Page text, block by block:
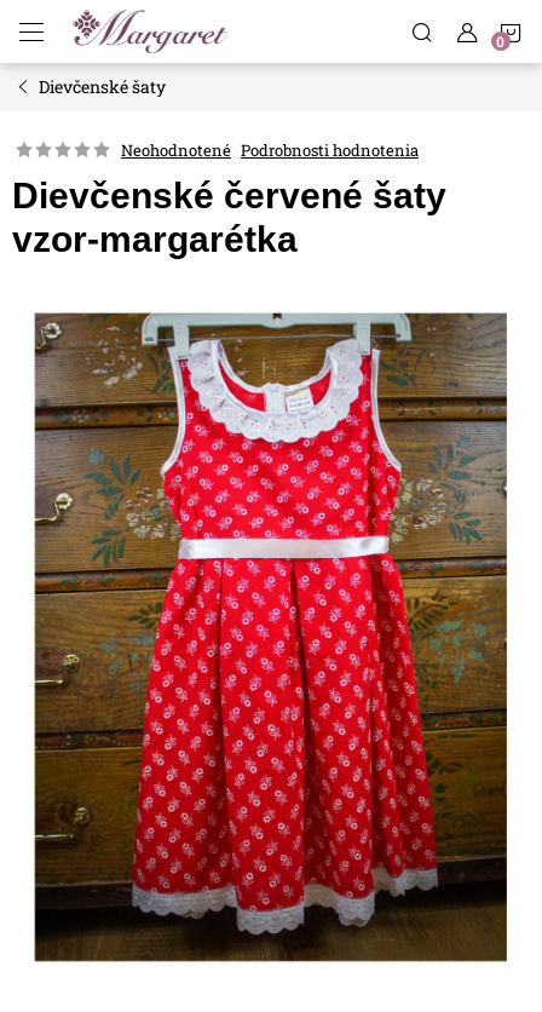
obsah
Dievčenské šaty
Neohodnotené Podrobnosti hodnotenia
Dievčenské červené šaty
vzor-margarétka